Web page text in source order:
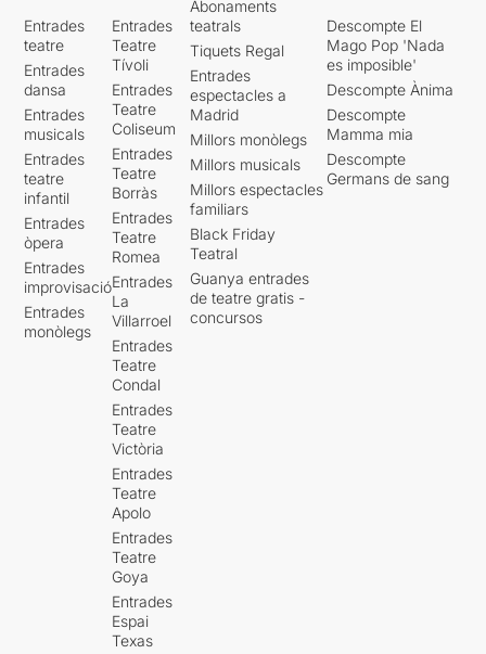
Entrades
teatre
Entrades
dansa
Entrades
musicals
Entrades
teatre
infantil
Entrades
òpera
Entrades
improvisació
Entrades
monòlegs
Entrades
Teatre
Tívoli
Entrades
Teatre
Coliseum
Entrades
Teatre
Borràs
Entrades
Teatre
Romea
Entrades
La
Villarroel
Entrades
Teatre
Condal
Entrades
Teatre
Victòria
Entrades
Teatre
Apolo
Entrades
Teatre
Goya
Entrades
Espai
Texas
Abonaments
teatrals
Tiquets Regal
Entrades
espectacles a
Madrid
Millors monòlegs
Millors musicals
Millors espectacles
familiars
Black Friday
Teatral
Guanya entrades
de teatre gratis -
concursos
Descompte El
Mago Pop 'Nada
es imposible'
Descompte Ànima
Descompte
Mamma mia
Descompte
Germans de sang